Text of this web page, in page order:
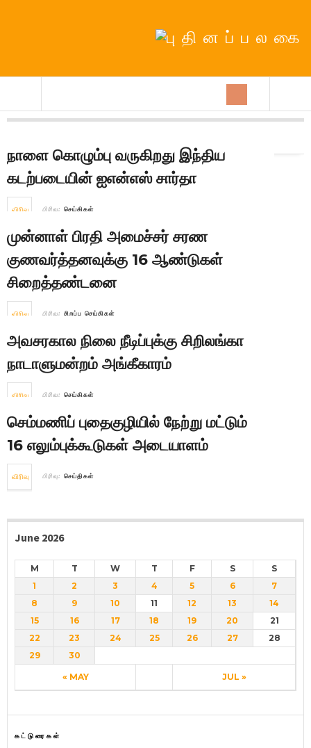
நாளை கொழும்பு வருகிறது இந்திய
கடற்படையின் ஐஎன்எஸ் சார்தா
விரிவு பிரிவு: செய்திகள்
முன்னாள் பிரதி அமைச்சர் சரண
குணவர்த்தனவுக்கு 16 ஆண்டுகள்
சிறைத்தண்டனை
விரிவு பிரிவு: சிறப்பு செய்திகள்
அவசரகால நிலை நீடிப்புக்கு சிறிலங்கா
நாடாளுமன்றம் அங்கீகாரம்
விரிவு பிரிவு: செய்திகள்
செம்மணிப் புதைகுழியில் நேற்று மட்டும்
16 எலும்புக்கூடுகள் அடையாளம்
விரிவு பிரிவு: செய்திகள்
June 2026
M T W T F S S
« MAY JUL »
1 2 3 4 5 6
7
8
9 10 11 12 13
14
15
16 17 18 19 20
21
22
23 24 25 26 27
28
29
30
கட்டுரைகள்